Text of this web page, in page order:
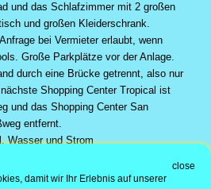
und das Schlafzimmer mit 2 großen
und großen Kleiderschrank.
bei Vermieter erlaubt, wenn
Große Parkplätze vor der Anlage.
durch eine Brücke getrennt, also nur
Shopping Center Tropical ist
und das Shopping Center San
entfernt.
Wasser und Strom
close
damit wir Ihr Erlebnis auf unserer